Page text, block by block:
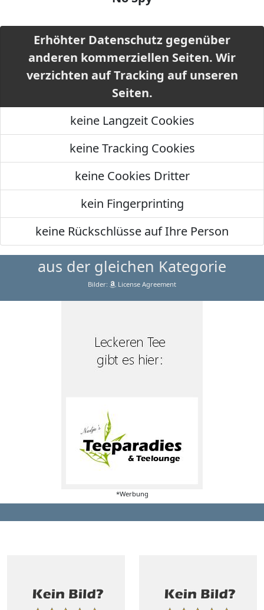
Erhöhter Datenschutz gegenüber
anderen kommerziellen Seiten. Wir
verzichten auf Tracking auf unseren
Seiten.
keine Langzeit Cookies
keine Tracking Cookies
keine Cookies Dritter
kein Fingerprinting
keine Rückschlüsse auf Ihre Person
aus der gleichen Kategorie
Bilder: License Agreement
*Werbung